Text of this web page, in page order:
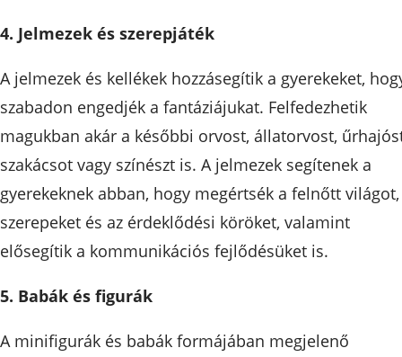
4. Jelmezek és szerepjáték
A jelmezek és kellékek hozzásegítik a gyerekeket,
szabadon engedjék a fantáziájukat. Felfedezhetik
magukban akár a későbbi orvost, állatorvost,
szakácsot vagy színészt is. A jelmezek segítenek a
gyerekeknek abban, hogy megértsék a felnőtt
szerepeket és az érdeklődési köröket, valamint
elősegítik a kommunikációs fejlődésüket is.
5. Babák és figurák
A minifigurák és babák formájában megjelenő